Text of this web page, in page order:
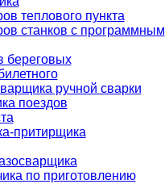
теплового пункта
станков с программным
береговых
ручной сварки
поездов
притирщика
по приготовлению